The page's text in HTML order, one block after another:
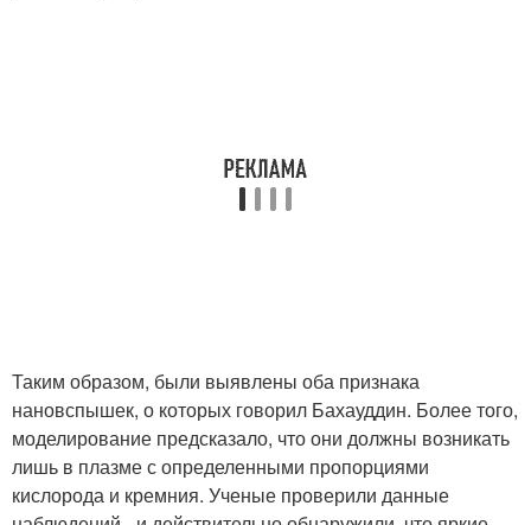
Таким образом, были выявлены оба признака
нановспышек, о которых говорил Бахауддин. Более того,
моделирование предсказало, что они должны возникать
лишь в плазме с определенными пропорциями
кислорода и кремния. Ученые проверили данные